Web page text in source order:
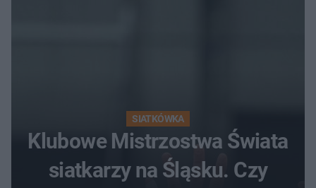
SIATKÓWKA
Klubowe Mistrzostwa Świata
siatkarzy na Śląsku. Czy